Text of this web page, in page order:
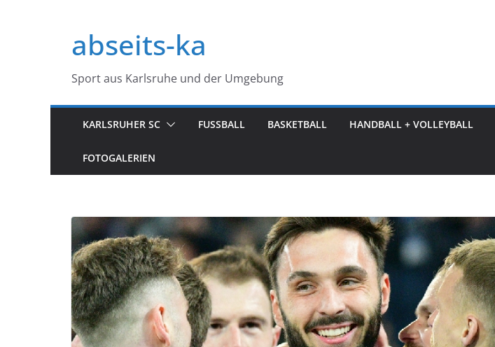
springenabseits-ka
Sport aus Karlsruhe und der Umgebung
KARLSRUHER SC FUSSBALL BASKETBALL HANDBALL + VOLLEYBALL
FOTOGALERIEN